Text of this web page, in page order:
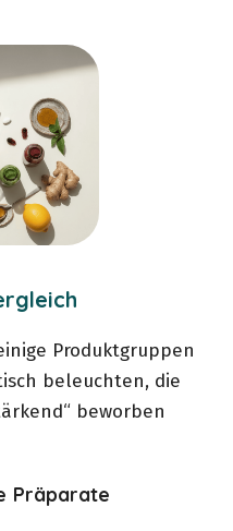
Produktgruppen
beleuchten, die
beworben
Präparate